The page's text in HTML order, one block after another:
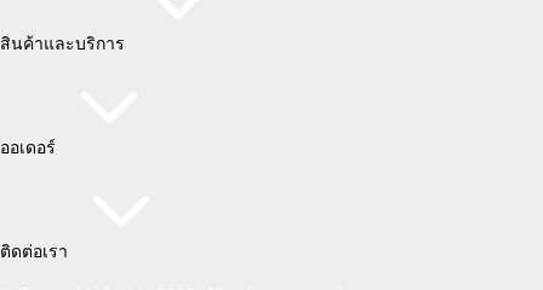
สินค้าและบริการ
ออเดอร์
ติดต่อเรา